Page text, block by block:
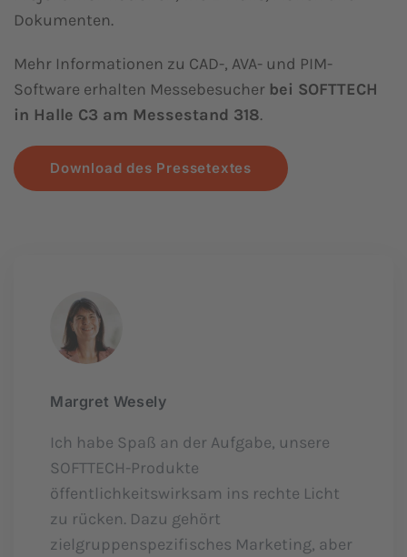
Dokumenten.
Mehr Informationen zu CAD-, AVA- und PIM-
Software erhalten Messebesucher bei SOFTTECH
in Halle C3 am Messestand 318.
Download des Pressetextes
Margret Wesely
Ich habe Spaß an der Aufgabe, unsere
SOFTTECH-Produkte
öffentlichkeitswirksam ins rechte Licht
zu rücken. Dazu gehört
zielgruppenspezifisches Marketing, aber